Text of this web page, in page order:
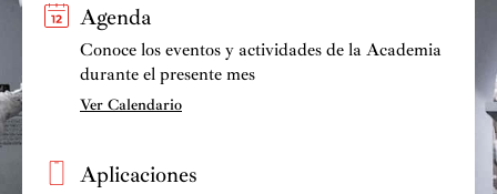
Agenda
Conoce los eventos y actividades de la Academia
durante el presente mes
Ver Calendario
Aplicaciones